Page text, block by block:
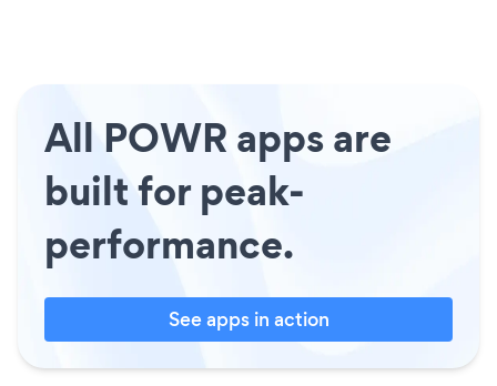
All POWR apps are
built for peak-
performance.
See apps in action